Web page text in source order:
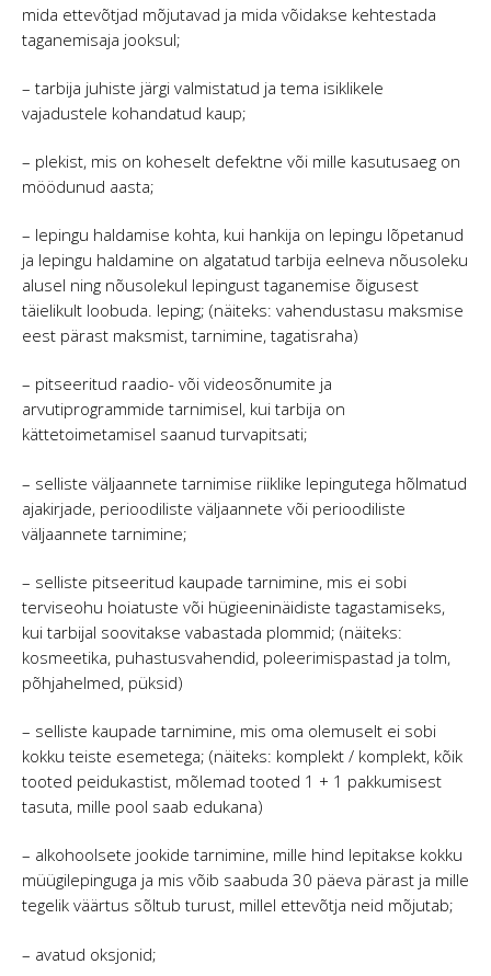
mida ettevõtjad mõjutavad ja mida võidakse kehtestada
taganemisaja jooksul;
– tarbija juhiste järgi valmistatud ja tema isiklikele
vajadustele kohandatud kaup;
– plekist, mis on koheselt defektne või mille kasutusaeg on
möödunud aasta;
– lepingu haldamise kohta, kui hankija on lepingu lõpetanud
ja lepingu haldamine on algatatud tarbija eelneva nõusoleku
alusel ning nõusolekul lepingust taganemise õigusest
täielikult loobuda. leping; (näiteks: vahendustasu maksmise
eest pärast maksmist, tarnimine, tagatisraha)
– pitseeritud raadio- või videosõnumite ja
arvutiprogrammide tarnimisel, kui tarbija on
kättetoimetamisel saanud turvapitsati;
– selliste väljaannete tarnimise riiklike lepingutega hõlmatud
ajakirjade, perioodiliste väljaannete või perioodiliste
väljaannete tarnimine;
– selliste pitseeritud kaupade tarnimine, mis ei sobi
terviseohu hoiatuste või hügieeninäidiste tagastamiseks,
kui tarbijal soovitakse vabastada plommid; (näiteks:
kosmeetika, puhastusvahendid, poleerimispastad ja tolm,
põhjahelmed, püksid)
– selliste kaupade tarnimine, mis oma olemuselt ei sobi
kokku teiste esemetega; (näiteks: komplekt / komplekt, kõik
tooted peidukastist, mõlemad tooted 1 + 1 pakkumisest
tasuta, mille pool saab edukana)
– alkohoolsete jookide tarnimine, mille hind lepitakse kokku
müügilepinguga ja mis võib saabuda 30 päeva pärast ja mille
tegelik väärtus sõltub turust, millel ettevõtja neid mõjutab;
– avatud oksjonid;